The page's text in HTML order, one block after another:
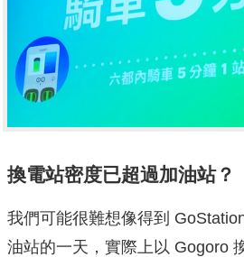
換電站密度已超過加油站？
我們可能很難想像得到
油站的一天，實際上以 Gogoro